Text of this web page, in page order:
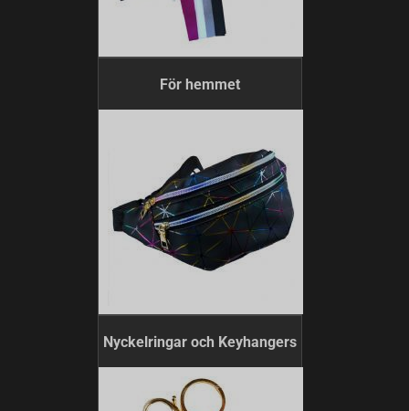
För hemmet
Nyckelringar och Keyhangers